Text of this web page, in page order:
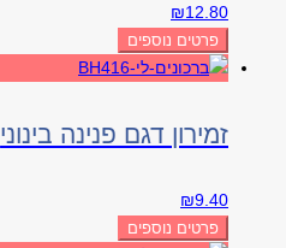
₪12.80
פרטים נוספים
זמירון דגם פנינה בינוני
₪9.40
פרטים נוספים